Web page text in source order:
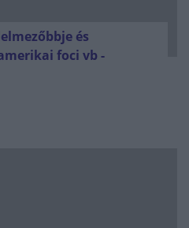
és
foci vb -